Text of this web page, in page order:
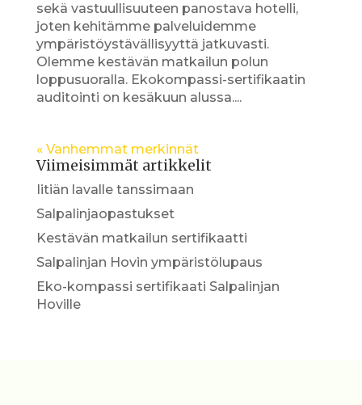
sekä vastuullisuuteen panostava hotelli,
joten kehitämme palveluidemme
ympäristöystävällisyyttä jatkuvasti.
Olemme kestävän matkailun polun
loppusuoralla. Ekokompassi-sertifikaatin
auditointi on kesäkuun alussa....
« Vanhemmat merkinnät
Viimeisimmät artikkelit
Iitiän lavalle tanssimaan
Salpalinjaopastukset
Kestävän matkailun sertifikaatti
Salpalinjan Hovin ympäristölupaus
Eko-kompassi sertifikaati Salpalinjan
Hoville